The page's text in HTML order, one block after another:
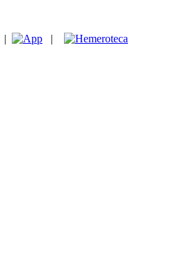
| |